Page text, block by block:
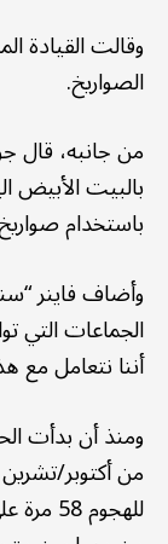
وقالت القيادة
الصواريخ.
من جانبه، قال
بالبيت الأبيض
باستخدام
وأضاف فاينر
الجماعات التي
أننا نتعامل مع
ومنذ أن بدأت
من أكتوبر/